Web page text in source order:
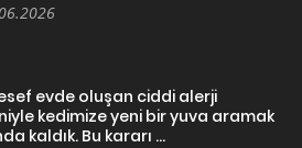
evde oluşan ciddi alerji
kedimize yeni bir yuva aramak
kaldık. Bu kararı ...